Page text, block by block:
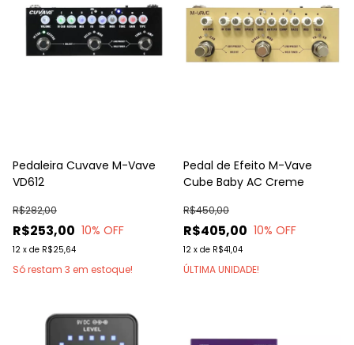
Pedaleira Cuvave M-Vave
VD612
R$253,00
R$282,00
10% OFF
12 x de R$25,64
Só restam 3 em estoque!
Pedal de Efeito M-Vave
Cube Baby AC Creme
R$405,00
R$450,00
10% OFF
12 x de R$41,04
ÚLTIMA UNIDADE!